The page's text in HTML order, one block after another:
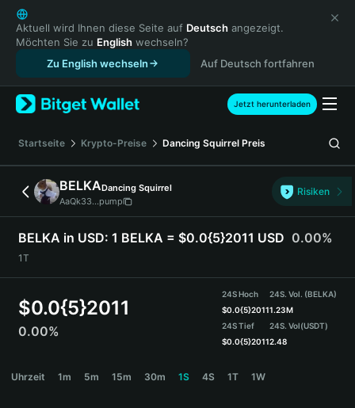
English
日本語
Tiếng Việt
Русский
Español (Latinoamérica)
Türkçe
Français
Deutsch
简体中文
繁體中文
Português (Portugal)
Bahasa Indonesia
ภาษาไทย
हिन्दी
Español
Português (Brasil)
Aktuell wird Ihnen diese Seite auf Deutsch angezeigt.
Möchten Sie zu English wechseln?
Zu English wechseln
Auf Deutsch fortfahren
Jetzt herunterladen
Startseite Krypto-Preise Dancing Squirrel Preis
BELKADancing Squirrel
AaQk33...pump
Risiken
BELKA in USD: 1 BELKA = $0.0{5}2011 USD 0.00%
1T
$0.0{5}2011
0.00%
24S Hoch
$0.0{5}2011
24S Tief
$0.0{5}2011
24S. Vol. (BELKA)
1.23M
24S. Vol(USDT)
2.48
Uhrzeit 1m 5m 15m 30m 1S 4S 1T 1W